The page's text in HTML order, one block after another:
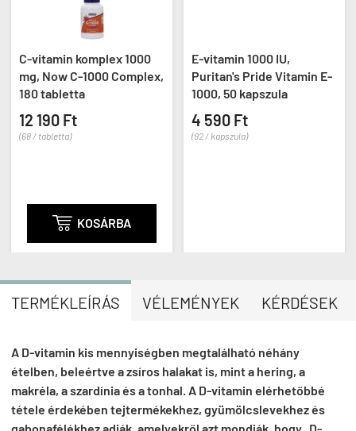
C-vitamin komplex 1000
mg, Now C-1000 Complex,
180 tabletta
12 190 Ft
(68 / tabletta)
 KOSÁRBA
E-vitamin 1000 IU,
Puritan's Pride Vitamin E-
1000, 50 kapszula
4 590 Ft
(92 / kapszula)
TERMÉKLEÍRÁS VÉLEMÉNYEK KÉRDÉSEK
A D-vitamin kis mennyiségben megtalálható néhány
ételben, beleértve a zsíros halakat is, mint a hering, a
makréla, a szardínia és a tonhal. A D-vitamin elérhetőbbé
tétele érdekében tejtermékekhez, gyümölcslevekhez és